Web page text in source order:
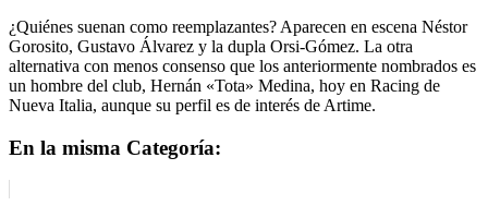
¿Quiénes suenan como reemplazantes? Aparecen en escena Néstor
Gorosito, Gustavo Álvarez y la dupla Orsi-Gómez. La otra
alternativa con menos consenso que los anteriormente nombrados es
un hombre del club, Hernán «Tota» Medina, hoy en Racing de
Nueva Italia, aunque su perfil es de interés de Artime.
En la misma Categoría: